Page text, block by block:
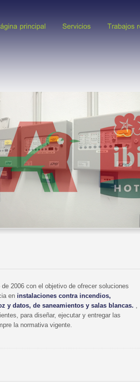
2006 con el objetivo de ofrecer soluciones
en instalaciones contra incendios,
y datos, de saneamientos y salas blancas.
para diseñar, ejecutar y entregar las
la normativa vigente.